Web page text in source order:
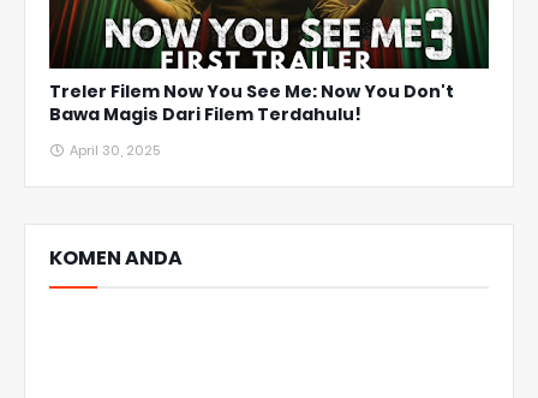
Treler Filem Now You See Me: Now You Don't
Bawa Magis Dari Filem Terdahulu!
April 30, 2025
KOMEN ANDA